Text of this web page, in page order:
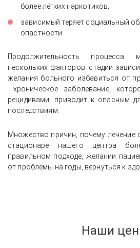
более лёгких наркотиков;
зависимый теряет социальный
опастности.
Продолжительность
нескольких факторов: стадии
желания больного избавиться от
хроническое заболевание,
рецидивами, приводит к опасным
последствиям.
Множество причин, почему лечение
стационаре нашего центра
правильном подходе, желании
от проблемы на годы, вернуться к
Наши